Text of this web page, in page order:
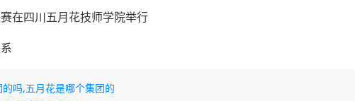
在四川五月花技师学院举行
吗,五月花是哪个集团的